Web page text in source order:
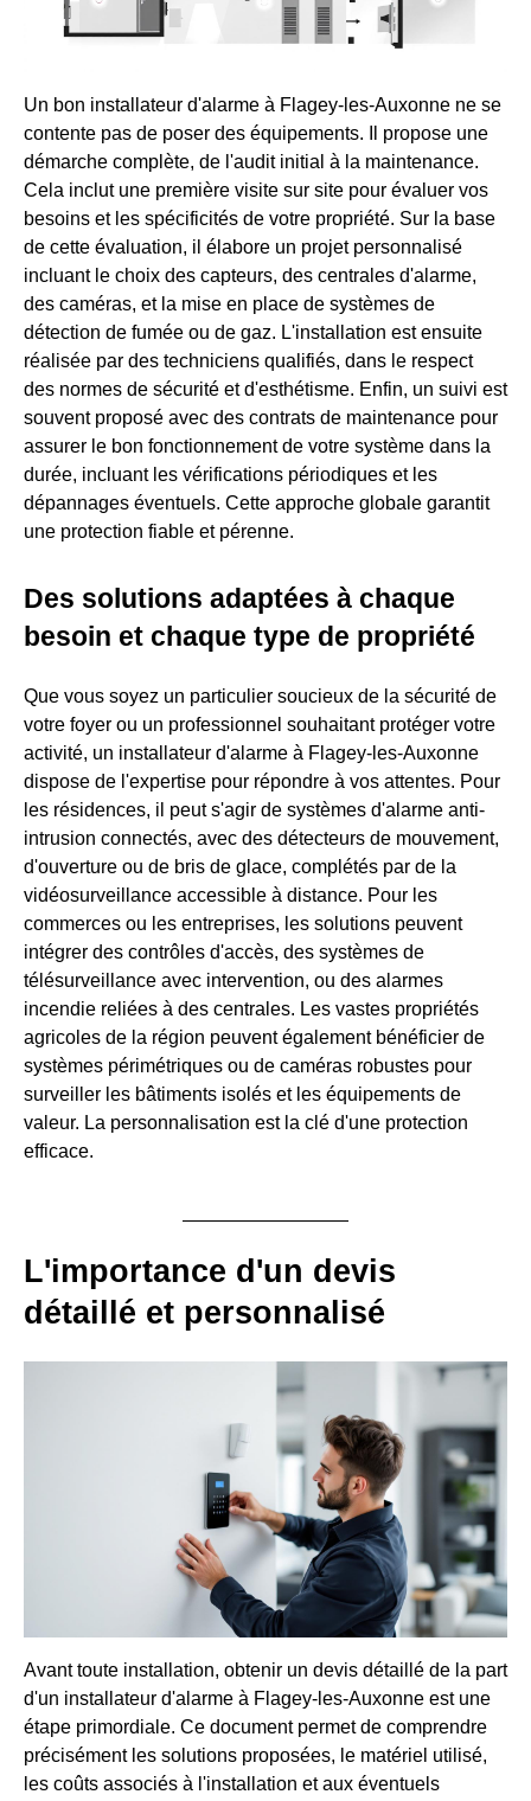
Un bon installateur d'alarme à Flagey-les-Auxonne ne se
contente pas de poser des équipements. Il propose une
démarche complète, de l'audit initial à la maintenance.
Cela inclut une première visite sur site pour évaluer vos
besoins et les spécificités de votre propriété. Sur la base
de cette évaluation, il élabore un projet personnalisé
incluant le choix des capteurs, des centrales d'alarme,
des caméras, et la mise en place de systèmes de
détection de fumée ou de gaz. L'installation est ensuite
réalisée par des techniciens qualifiés, dans le respect
des normes de sécurité et d'esthétisme. Enfin, un suivi est
souvent proposé avec des contrats de maintenance pour
assurer le bon fonctionnement de votre système dans la
durée, incluant les vérifications périodiques et les
dépannages éventuels. Cette approche globale garantit
une protection fiable et pérenne.
Des solutions adaptées à chaque
besoin et chaque type de propriété
Que vous soyez un particulier soucieux de la sécurité de
votre foyer ou un professionnel souhaitant protéger votre
activité, un installateur d'alarme à Flagey-les-Auxonne
dispose de l'expertise pour répondre à vos attentes. Pour
les résidences, il peut s'agir de systèmes d'alarme anti-
intrusion connectés, avec des détecteurs de mouvement,
d'ouverture ou de bris de glace, complétés par de la
vidéosurveillance accessible à distance. Pour les
commerces ou les entreprises, les solutions peuvent
intégrer des contrôles d'accès, des systèmes de
télésurveillance avec intervention, ou des alarmes
incendie reliées à des centrales. Les vastes propriétés
agricoles de la région peuvent également bénéficier de
systèmes périmétriques ou de caméras robustes pour
surveiller les bâtiments isolés et les équipements de
valeur. La personnalisation est la clé d'une protection
efficace.
L'importance d'un devis
détaillé et personnalisé
Avant toute installation, obtenir un devis détaillé de la part
d'un installateur d'alarme à Flagey-les-Auxonne est une
étape primordiale. Ce document permet de comprendre
précisément les solutions proposées, le matériel utilisé,
les coûts associés à l'installation et aux éventuels